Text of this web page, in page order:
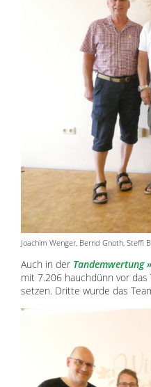
Joachim Wenger, Bernd Gnoth, Steffi
Auch in der Tandemwertung
mit 7.206 hauchdünn vor das
setzen. Dritte wurde das